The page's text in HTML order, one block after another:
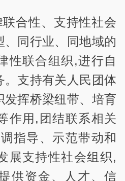
合性、支持性社会
同行业、同地域的
性联合组织,进行自
。支持有关人民团体
发挥桥梁纽带、培育
作用,团结联系相关
指导、示范带动和
展支持性社会组织,
供资金、人才、信